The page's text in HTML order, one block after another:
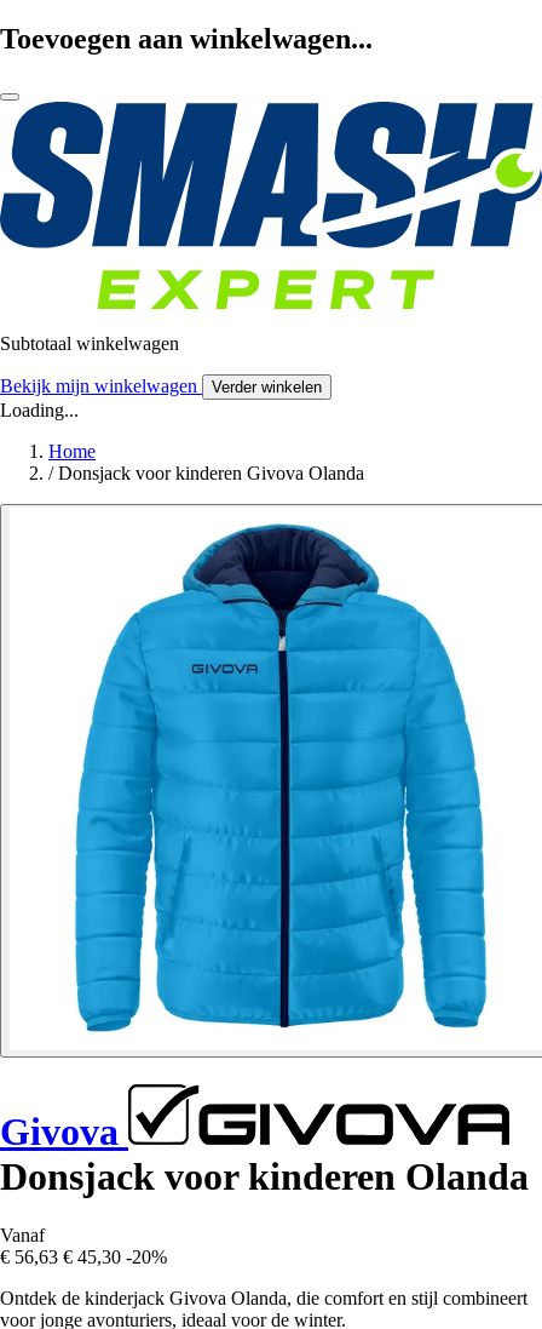
Toevoegen aan winkelwagen...
Subtotaal winkelwagen
Bekijk mijn winkelwagen Verder winkelen
Loading...
Home
/ Donsjack voor kinderen Givova Olanda
Givova
Donsjack voor kinderen Olanda
Vanaf
€ 56,63 € 45,30 -20%
Ontdek de kinderjack Givova Olanda, die comfort en stijl combineert
voor jonge avonturiers, ideaal voor de winter.